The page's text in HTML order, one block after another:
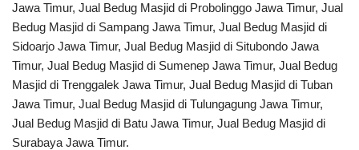
Jawa Timur, Jual Bedug Masjid di Probolinggo Jawa Timur, Jual
Bedug Masjid di Sampang Jawa Timur, Jual Bedug Masjid di
Sidoarjo Jawa Timur, Jual Bedug Masjid di Situbondo Jawa
Timur, Jual Bedug Masjid di Sumenep Jawa Timur, Jual Bedug
Masjid di Trenggalek Jawa Timur, Jual Bedug Masjid di Tuban
Jawa Timur, Jual Bedug Masjid di Tulungagung Jawa Timur,
Jual Bedug Masjid di Batu Jawa Timur, Jual Bedug Masjid di
Surabaya Jawa Timur.